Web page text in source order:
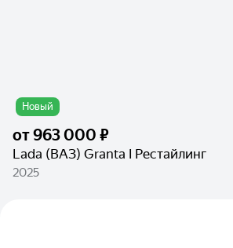
Новый
от963 000 ₽
Lada (ВАЗ) Granta I Рестайлинг
2025